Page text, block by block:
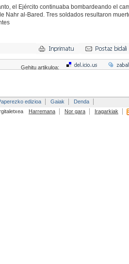
el Ejército continuaba bombardeando el
Nahr al-Bared. Tres soldados resultaron
Gehitu artikuloa:
edizioa Gaiak
Denda
Harremana Nor gara Iragarkiak